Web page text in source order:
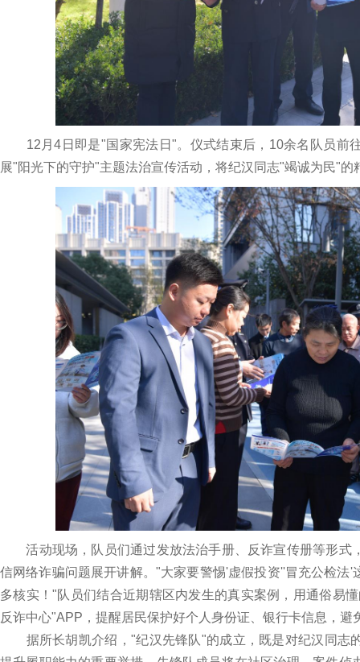
12月4日即是"国家宪法日"。仪式结束后，10余名队员前
展"阳光下的守护"主题法治宣传活动，将纪汉同志"竭诚为民"
活动现场，队员们通过发放法治手册、反诈宣传册等形式
信网络诈骗问题展开讲解。"大家要警惕'虚假投资''冒充公检法
多核实！"队员们结合近期辖区内发生的真实案例，用通俗易
反诈中心"APP，提醒居民保护好个人身份证、银行卡信息，避
据所长胡凯介绍，"纪汉先锋队"的成立，既是对纪汉同志